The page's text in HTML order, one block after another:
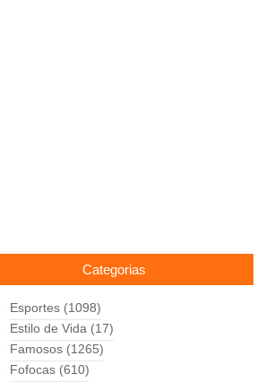
Categorias
Esportes (1098)
Estilo de Vida (17)
Famosos (1265)
Fofocas (610)